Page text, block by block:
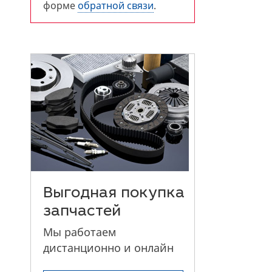
форме обратной связи.
Выгодная покупка
запчастей
Мы работаем
дистанционно и онлайн